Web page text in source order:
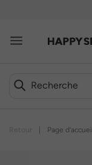
Page d’accueil